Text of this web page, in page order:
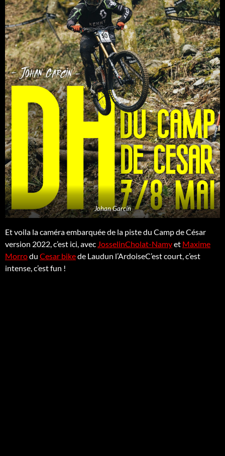
Johan Garcin
Et voila la caméra embarquée de la piste du Camp de César
version 2022, c’est ici, avec JosselinCholat-Namyet Maxime
Morrodu Cesar bikede Laudun l’ArdoiseC’est court, c’est
intense, c’est fun !